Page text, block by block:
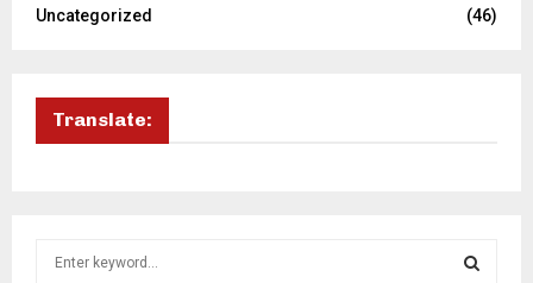
Uncategorized
(46)
Translate: